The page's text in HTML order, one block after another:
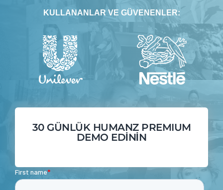
KULLANANLAR VE GÜVENENLER:
30 GÜNLÜK HUMANZ PREMIUM
DEMO EDİNİN